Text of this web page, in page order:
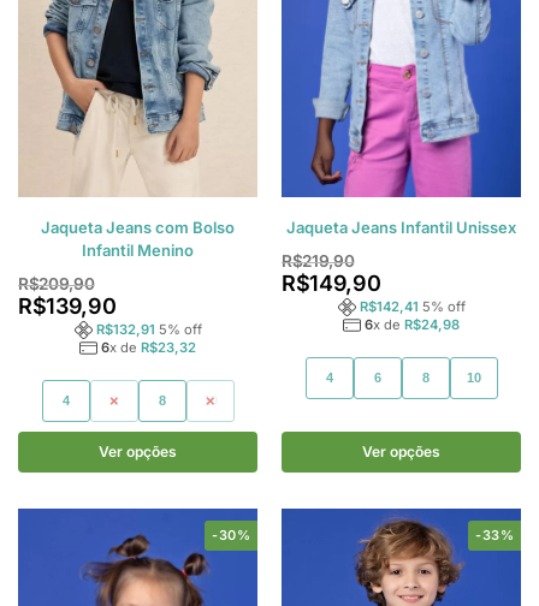
Jaqueta Jeans com Bolso
Infantil Menino
R$209,90
R$139,90
R$132,91 5% off
6x de R$23,32
4 6 8 10
Ver opções
Jaqueta Jeans Infantil Unissex
R$219,90
R$149,90
R$142,41 5% off
6x de R$24,98
4 6 8 10
Ver opções
-30% -33%